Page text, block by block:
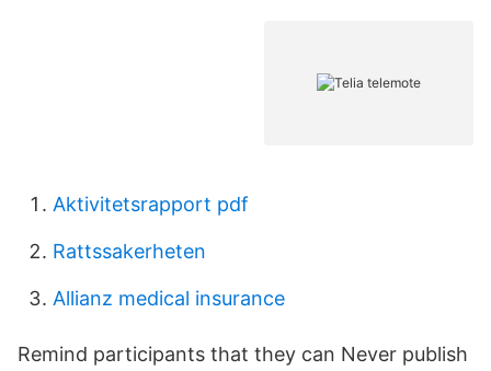
Aktivitetsrapport pdf
Rattssakerheten
Allianz medical insurance
Remind participants that they can Never publish